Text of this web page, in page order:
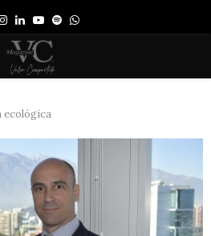
Instagram
LinkedinYoutube
SpotifyWhatsapp